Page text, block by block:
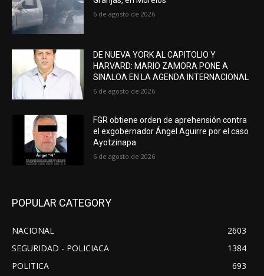
6 de agosto de 2026
DE NUEVA YORK AL CAPITOLIO Y
HARVARD: MARIO ZAMORA PONE A
SINALOA EN LA AGENDA INTERNACIONAL
6 de agosto de 2026
FGR obtiene orden de aprehensión contra
el exgobernador Ángel Aguirre por el caso
Ayotzinapa
6 de agosto de 2026
POPULAR CATEGORY
NACIONAL
2603
SEGURIDAD - POLICIACA
1384
POLITICA
693